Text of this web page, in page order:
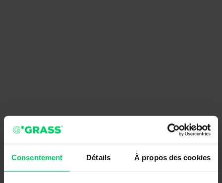
Consentement Détails À propos des cookies